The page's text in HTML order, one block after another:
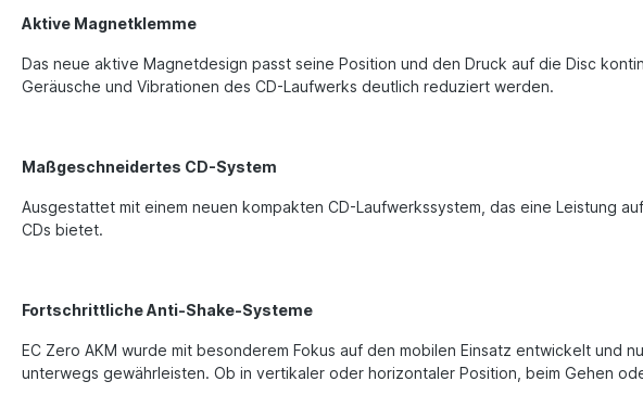
Aktive Magnetklemme
Das neue aktive Magnetdesign passt seine Position und den Druck auf die Disc
Geräusche und Vibrationen des CD-Laufwerks deutlich reduziert werden.
Maßgeschneidertes CD-System
Ausgestattet mit einem neuen kompakten CD-Laufwerkssystem, das eine Leistung
CDs bietet.
Fortschrittliche Anti-Shake-Systeme
EC Zero AKM wurde mit besonderem Fokus auf den mobilen Einsatz entwickelt
unterwegs gewährleisten. Ob in vertikaler oder horizontaler Position, beim Gehen